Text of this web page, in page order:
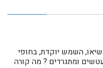
השמש יוקדת, בחופי
ומתגרדים ? מה קורה